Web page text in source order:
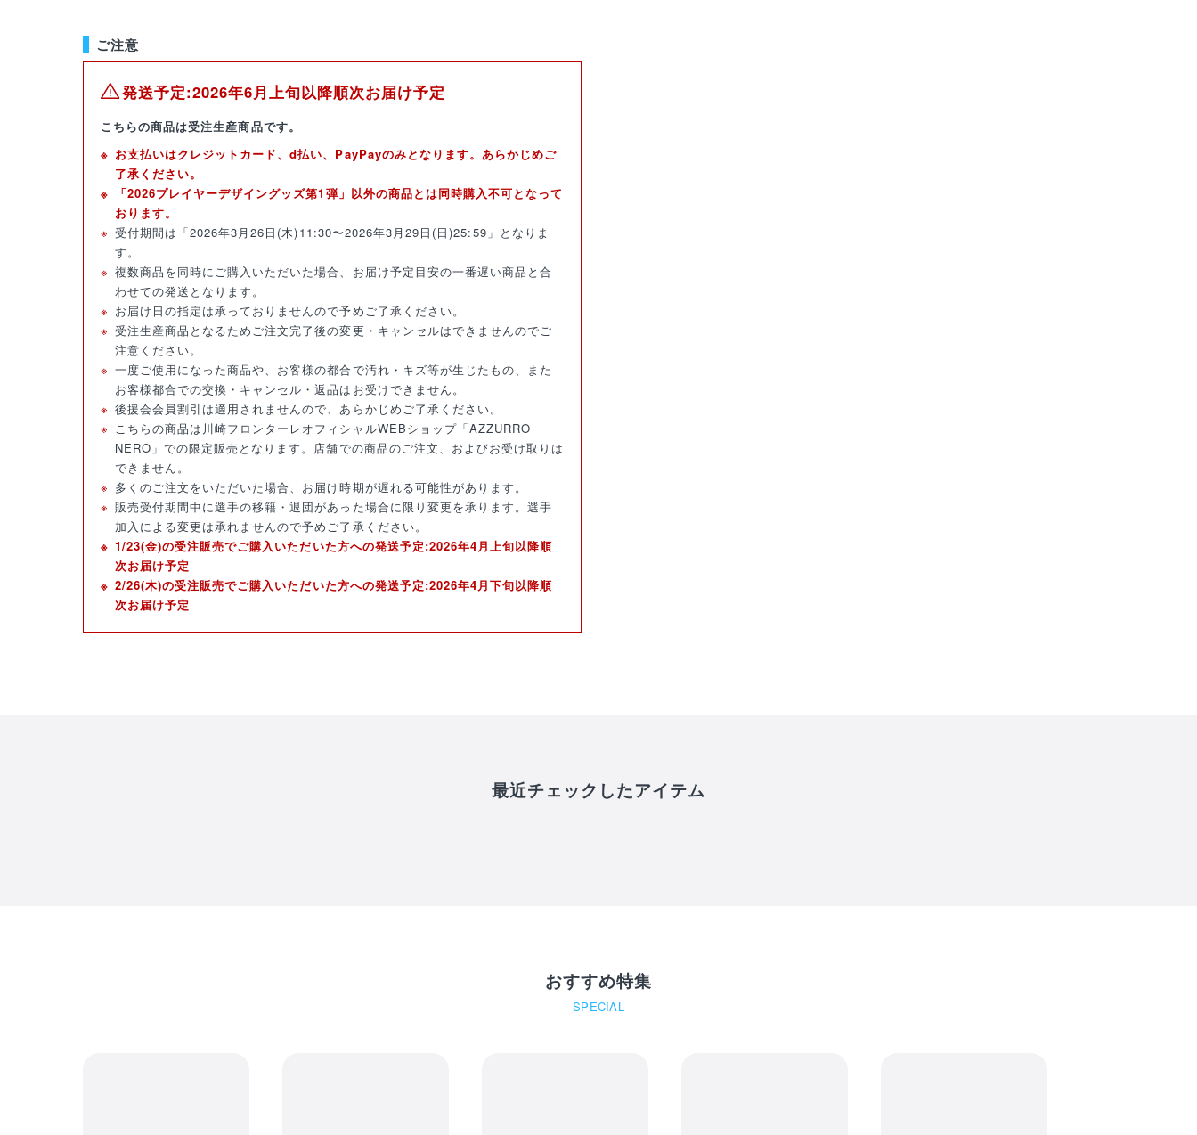
ご注意
発送予定:2026年6月上旬以降順次お届け予定
こちらの商品は受注生産商品です。
お支払いはクレジットカード、d払い、PayPayのみとなります。あらかじめご
了承ください。
「2026プレイヤーデザイングッズ第1弾」以外の商品とは同時購入不可となって
おります。
受付期間は「2026年3月26日(木)11:30〜2026年3月29日(日)25:59」となりま
す。
複数商品を同時にご購入いただいた場合、お届け予定目安の一番遅い商品と合
わせての発送となります。
お届け日の指定は承っておりませんので予めご了承ください。
受注生産商品となるためご注文完了後の変更・キャンセルはできませんのでご
注意ください。
一度ご使用になった商品や、お客様の都合で汚れ・キズ等が生じたもの、また
お客様都合での交換・キャンセル・返品はお受けできません。
後援会会員割引は適用されませんので、あらかじめご了承ください。
こちらの商品は川崎フロンターレオフィシャルWEBショップ「AZZURRO
NERO」での限定販売となります。店舗での商品のご注文、およびお受け取りは
できません。
多くのご注文をいただいた場合、お届け時期が遅れる可能性があります。
販売受付期間中に選手の移籍・退団があった場合に限り変更を承ります。選手
加入による変更は承れませんので予めご了承ください。
1/23(金)の受注販売でご購入いただいた方への発送予定:2026年4月上旬以降順
次お届け予定
2/26(木)の受注販売でご購入いただいた方への発送予定:2026年4月下旬以降順
次お届け予定
最近チェックしたアイテム
おすすめ特集
SPECIAL